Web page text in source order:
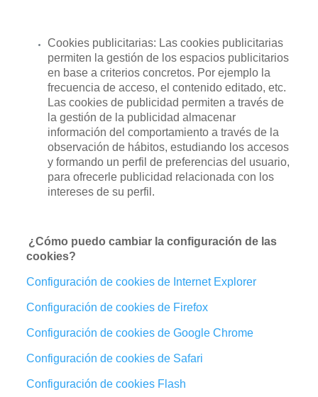
Cookies publicitarias: Las cookies publicitarias
permiten la gestión de los espacios publicitarios
en base a criterios concretos. Por ejemplo la
frecuencia de acceso, el contenido editado, etc.
Las cookies de publicidad permiten a través de
la gestión de la publicidad almacenar
información del comportamiento a través de la
observación de hábitos, estudiando los accesos
y formando un perfil de preferencias del usuario,
para ofrecerle publicidad relacionada con los
intereses de su perfil.
¿Cómo puedo cambiar la configuración de las
cookies?
Configuración de cookies de Internet Explorer
Configuración de cookies de Firefox
Configuración de cookies de Google Chrome
Configuración de cookies de Safari
Configuración de cookies Flash